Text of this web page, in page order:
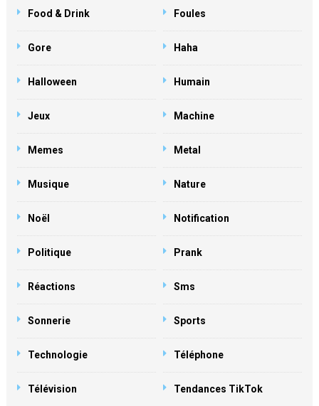
Food & Drink Foules
Gore Haha
Halloween Humain
Jeux Machine
Memes Metal
Musique Nature
Noël Notification
Politique Prank
Réactions Sms
Sonnerie Sports
Technologie Téléphone
Télévision Tendances TikTok